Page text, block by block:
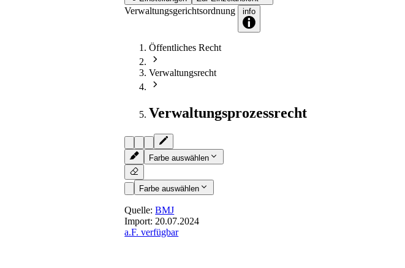
Verwaltungsgerichtsordnung info
Öffentliches Recht
Verwaltungsrecht
Verwaltungsprozessrecht
Farbe auswählen
Farbe auswählen
§ 81- [Klageerhebung]
Quelle:BMJ
Import: 20.07.2024
a.F. verfügbar